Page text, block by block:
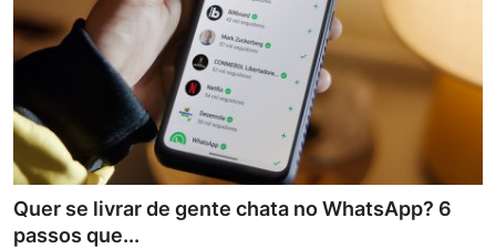
Quer se livrar de gente chata no WhatsApp? 6
passos que...